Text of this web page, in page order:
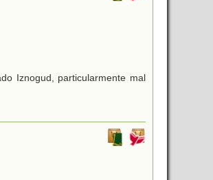
Iznogud, particularmente mal